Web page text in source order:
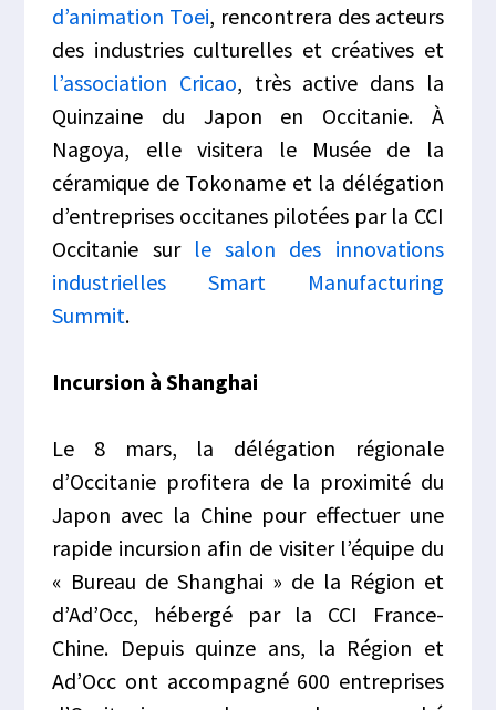
d’animation Toei, rencontrera des acteurs
des industries culturelles et créatives et
l’association Cricao, très active dans la
Quinzaine du Japon en Occitanie. À
Nagoya, elle visitera le Musée de la
céramique de Tokoname et la délégation
d’entreprises occitanes pilotées par la CCI
Occitanie sur le salon des innovations
industrielles Smart Manufacturing
Summit.
Incursion à Shanghai
Le 8 mars, la délégation régionale
d’Occitanie profitera de la proximité du
Japon avec la Chine pour effectuer une
rapide incursion afin de visiter l’équipe du
« Bureau de Shanghai » de la Région et
d’Ad’Occ, hébergé par la CCI France-
Chine. Depuis quinze ans, la Région et
Ad’Occ ont accompagné 600 entreprises